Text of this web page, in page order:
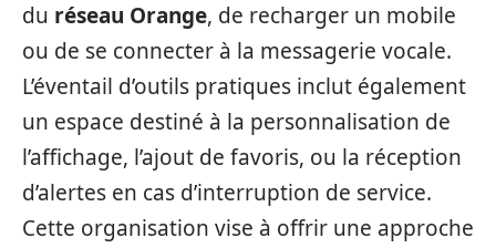
du réseau Orange, de recharger un mobile
ou de se connecter à la messagerie vocale.
L’éventail d’outils pratiques inclut également
un espace destiné à la personnalisation de
l’affichage, l’ajout de favoris, ou la réception
d’alertes en cas d’interruption de service.
Cette organisation vise à offrir une approche